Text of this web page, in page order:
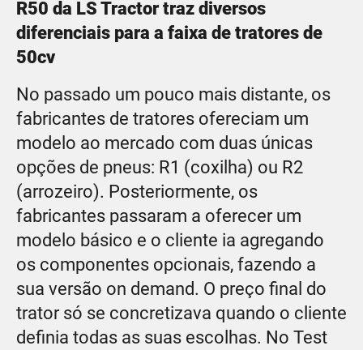
R50 da LS Tractor traz diversos
diferenciais para a faixa de tratores de
50cv
No passado um pouco mais distante, os
fabricantes de tratores ofereciam um
modelo ao mercado com duas únicas
opções de pneus: R1 (coxilha) ou R2
(arrozeiro). Posteriormente, os
fabricantes passaram a oferecer um
modelo básico e o cliente ia agregando
os componentes opcionais, fazendo a
sua versão on demand. O preço final do
trator só se concretizava quando o cliente
definia todas as suas escolhas. No Test